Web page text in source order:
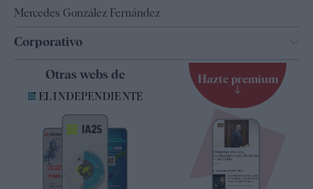
Mercedes González Fernández
Corporativo
Contacto
Quiénes somos
Especificaciones
Otras webs de Hazte premium